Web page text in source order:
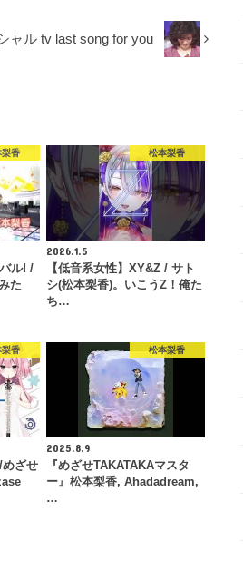
ャル tv last song for you
梨香
ル! /
た
松本梨香
2026.1.5
【低音系女性】XY&Z / サト
シ(松本梨香)。いこうZ！俺た
ち…
梨香
めざせ
松本梨香
2025.8.9
『めざせTAKATAKAマスタ
ー』松本梨香, Ahadadream,
…